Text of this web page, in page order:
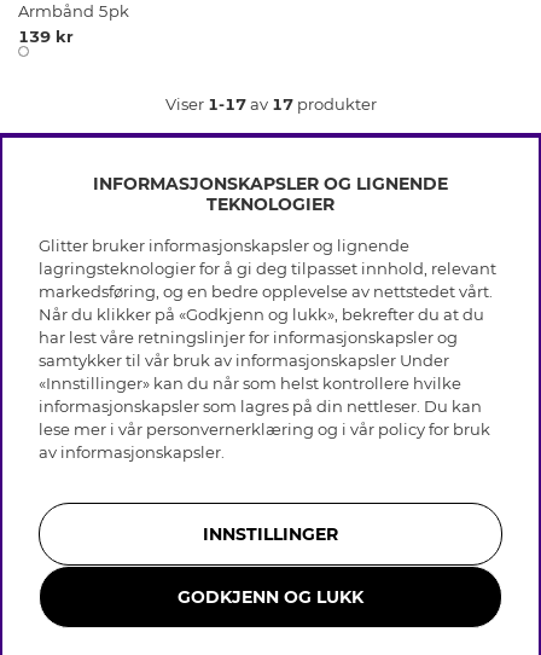
Armbånd 5pk
139 kr
Viser 1-17av 17produkter
INFO
Vilkår
Personvern
Cookies
Medlemsvilkår
Jobb hos Glitter
Tilbakekalling
Gavekort saldo
OM GLITTER
Black Friday
Våre butikker
Varemerker
Selskapets historie
Åpenhetsloven
Likestillingsredegjørelse 2025
HJELP
Vanlige spørsmål
Kundeservice
Skjøtselråd skinnhansker
Storrelsesguide for ringer
Smykker i rustfritt stål
Bli medlem
INFORMASJONSKAPSLER OG LIGNENDE
TEKNOLOGIER
Glitter bruker informasjonskapsler og lignende
lagringsteknologier for å gi deg tilpasset innhold, relevant
markedsføring, og en bedre opplevelse av nettstedet vårt.
Når du klikker på «Godkjenn og lukk», bekrefter du at du
har lest våre retningslinjer for informasjonskapsler og
samtykker til vår bruk av informasjonskapsler Under
«Innstillinger» kan du når som helst kontrollere hvilke
informasjonskapsler som lagres på din nettleser. Du kan
lese mer i vår personvernerklæring og i vår policy for bruk
av informasjonskapsler
INNSTILLINGER
GODKJENN OG LUKK